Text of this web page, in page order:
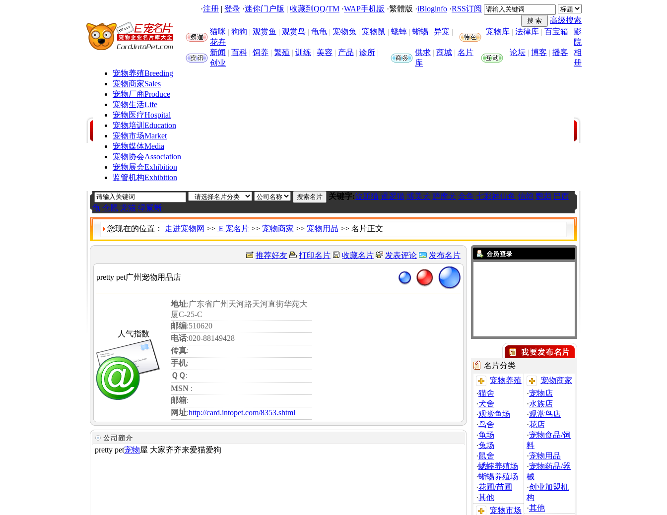
·注册 | 登录 ·迷你门户版 | 收藏到QQ/TM ·WAP手机版 ·繁體版 ·iBloginfo ·RSS订阅
高级搜索
猫咪 | 狗狗 | 观赏鱼 | 观赏鸟 | 龟龟 | 宠物兔 | 宠物鼠 | 蟋蟀 | 蜥蜴 | 异宠 |
花卉
宠物库 | 法律库 | 百宝箱 | 影
院
新闻 | 百科 | 饲养 | 繁殖 | 训练 | 美容 | 产品 | 诊所 |
创业
供求 | 商城 | 名片
库
论坛 | 博客 | 播客 | 相
册
宠物养殖Breeding
宠物商家Sales
宠物厂商Produce
宠物生活Life
宠物医疗Hospital
宠物培训 Education
宠物市场Market
宠物媒体Media
宠物协会Association
宠物展会Exhibition
监管机构Exhibition
关键字:波斯猫 暹逻猫 博美犬 萨摩犬 金鱼 七彩神仙鱼 信鸽 鹦鹉 巴西
龟 仓鼠 龙猫 绿鬣蜥
您现在的位置： 走进宠物网 >> Ｅ宠名片 >> 宠物商家 >> 宠物用品 >> 名片正文
推荐好友 打印名片 收藏名片 发表评论 发布名片
pretty pet广州宠物用品店
人气指数
地址:广东省广州天河路天河直街华苑大
厦C-25-C
邮编:510620
电话:020-88149428
传真:
手机:
ＱＱ:
MSN :
邮箱:
网址:http://card.intopet.com/8353.shtml
pretty pet宠物屋 大家齐齐来爱猫爱狗
名片分类
宠物养殖
·猫舍
·犬舍
·观赏鱼场
·鸟舍
·龟场
·兔场
·鼠舍
·蟋蟀养殖场
·蜥蜴养殖场
·花圃/苗圃
·其他
宠物市场
宠物商家
·宠物店
·水族店
·观赏鸟店
·花店
·宠物食品/饲
料
·宠物用品
·宠物药品/器
械
·创业加盟机
构
·其他